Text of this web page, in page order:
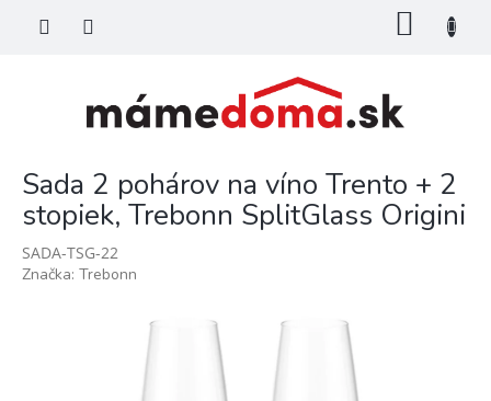
Sada 2 pohárov na víno Trento + 2
stopiek, Trebonn SplitGlass Origini
SADA-TSG-22
Značka: Trebonn